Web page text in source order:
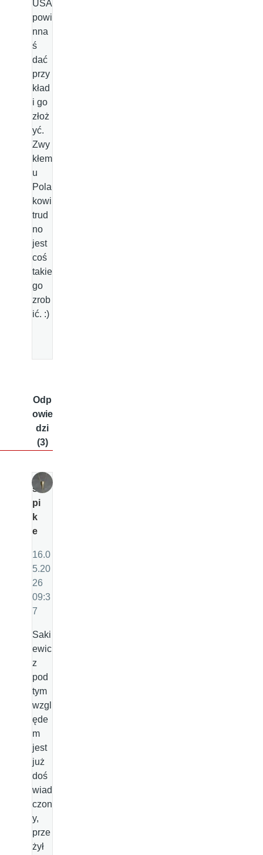
USA
powi
nna
ś
dać
przy
kład
i go
złoż
yć.
Zwy
kłem
u
Pola
kowi
trud
no
jest
coś
takie
go
zrob
ić. :)
Odp
owie
dzi
(3)
s
pi
k
e
16.0
5.20
26
09:3
7
Saki
ewic
z
pod
tym
wzgl
ęde
m
jest
już
doś
wiad
czon
y,
prze
żył